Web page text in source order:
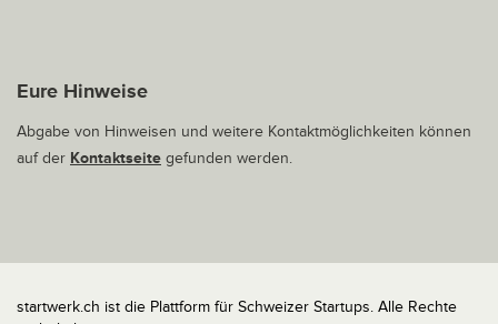
Eure Hinweise
Abgabe von Hinweisen und weitere Kontaktmöglichkeiten können
auf der Kontaktseite gefunden werden.
startwerk.ch ist die Plattform für Schweizer Startups. Alle Rechte